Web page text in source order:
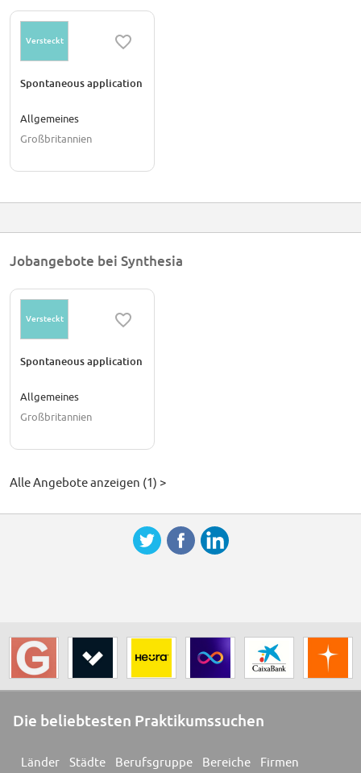
Versteckt
Spontaneous application
Allgemeines
Großbritannien
Jobangebote bei Synthesia
Versteckt
Spontaneous application
Allgemeines
Großbritannien
Alle Angebote anzeigen (1) >
Die beliebtesten Praktikumssuchen
Länder Städte Berufsgruppe Bereiche Firmen